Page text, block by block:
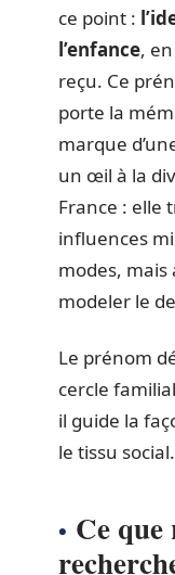
ce point :
l’enfance,
reçu. Ce
porte la
marque
un œil à la
France : elle
influences
modes, mais
modeler le
Le prénom
cercle
il guide la
le tissu social.
Ce que